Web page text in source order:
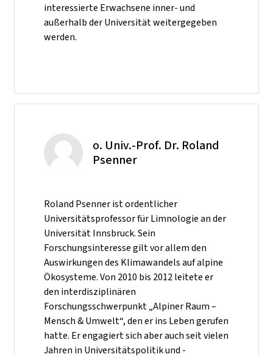
interessierte Erwachsene inner- und
außerhalb der Universität weitergegeben
werden.
o. Univ.-Prof. Dr. Roland
Psenner
Roland Psenner ist ordentlicher
Universitätsprofessor für Limnologie an der
Universität Innsbruck. Sein
Forschungsinteresse gilt vor allem den
Auswirkungen des Klimawandels auf alpine
Ökosysteme. Von 2010 bis 2012 leitete er
den interdisziplinären
Forschungsschwerpunkt „Alpiner Raum –
Mensch & Umwelt“, den er ins Leben gerufen
hatte. Er engagiert sich aber auch seit vielen
Jahren in Universitätspolitik und -